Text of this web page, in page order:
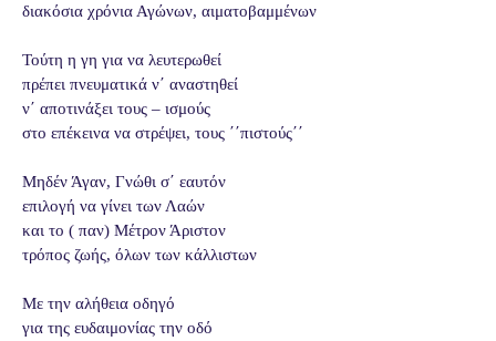
διακόσια χρόνια Αγώνων, αιματοβαμμένων
Τούτη η γη για να λευτερωθεί
πρέπει πνευματικά ν΄ αναστηθεί
ν΄ αποτινάξει τους – ισμούς
στο επέκεινα να στρέψει, τους ΄΄πιστούς΄΄
Μηδέν Άγαν, Γνώθι σ΄ εαυτόν
επιλογή να γίνει των Λαών
και το ( παν) Μέτρον Άριστον
τρόπος ζωής, όλων των κάλλιστων
Με την αλήθεια οδηγό
για της ευδαιμονίας την οδό